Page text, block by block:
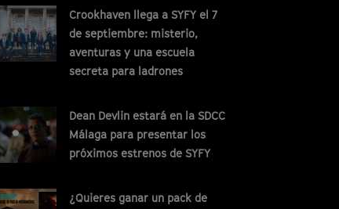
Crookhaven llega a SYFY el 7
de septiembre: misterio,
aventuras y una escuela
secreta para ladrones
Dean Devlin estará en la SDCC
Málaga para presentar los
próximos estrenos de SYFY
¿Quieres ganar un pack de